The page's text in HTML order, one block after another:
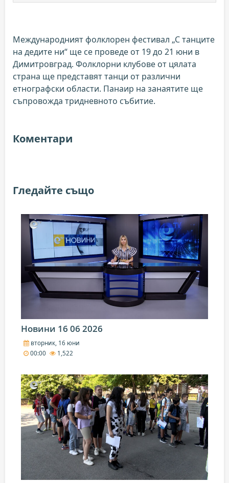
Международният фолклорен фестивал „С танците
на дедите ни“ ще се проведе от 19 до 21 юни в
Димитровград. Фолклорни клубове от цялата
страна ще представят танци от различни
етнографски области. Панаир на занаятите ще
съпровожда тридневното събитие.
Коментари
Гледайте също
Новини 16 06 2026
вторник, 16 юни
00:00
1,522